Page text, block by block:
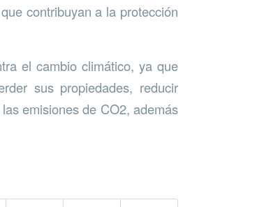
contribuyan a la protección
el cambio climático, ya que
sus propiedades, reducir
emisiones de CO2, además